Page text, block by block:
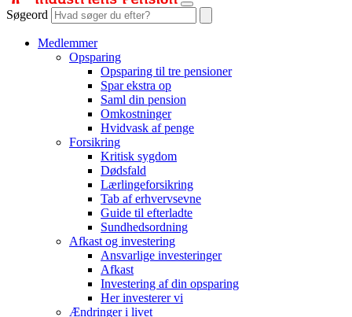
Søgeord
Medlemmer
Opsparing
Opsparing til tre pensioner
Spar ekstra op
Saml din pension
Omkostninger
Hvidvask af penge
Forsikring
Kritisk sygdom
Dødsfald
Lærlingeforsikring
Tab af erhvervsevne
Guide til efterladte
Sundhedsordning
Afkast og investering
Ansvarlige investeringer
Afkast
Investering af din opsparing
Her investerer vi
Ændringer i livet